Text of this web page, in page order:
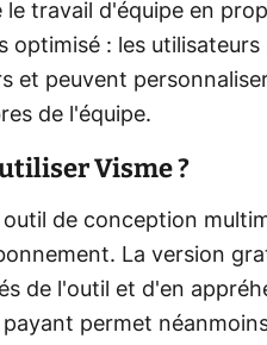
le travail d'équipe en
optimisé : les
et peuvent
de l'équipe.
Visme ?
outil de conception
La version
de l'outil et d'en
permet